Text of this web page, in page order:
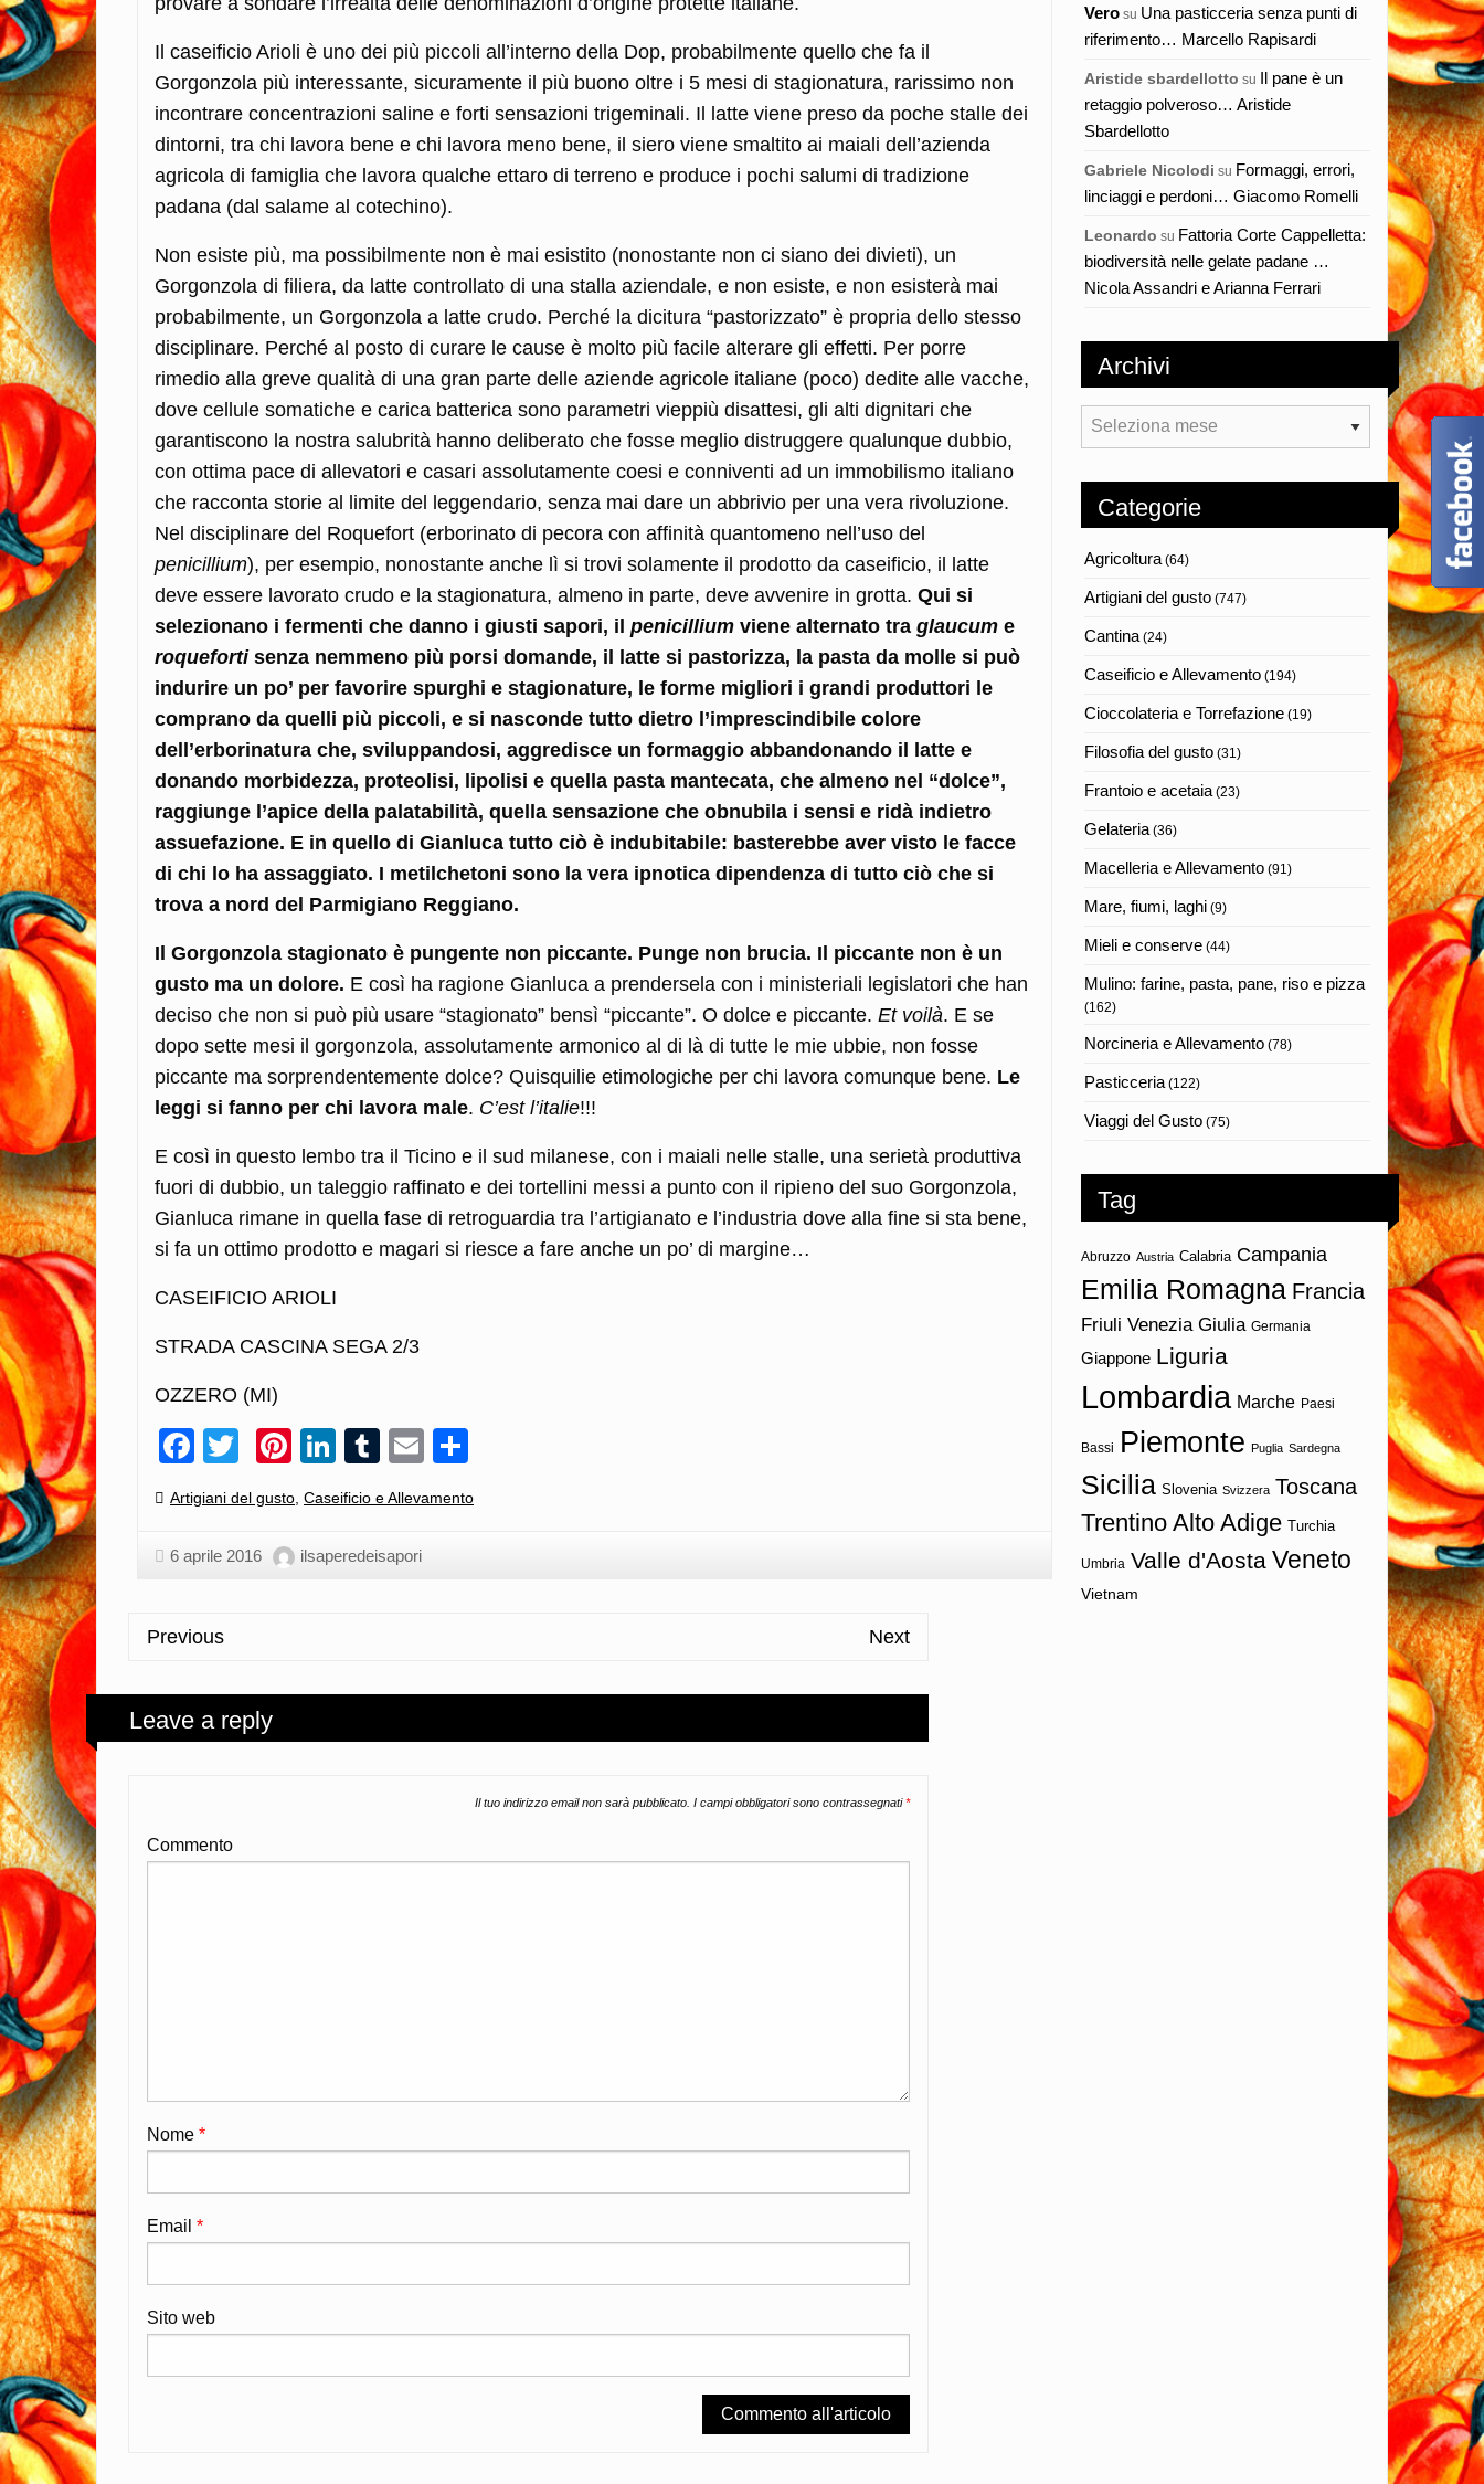
Il caseificio Arioli è uno dei più piccoli all’interno della Dop, probabilmente quello che fa il
Gorgonzola più interessante, sicuramente il più buono oltre i 5 mesi di stagionatura, rarissimo non
incontrare concentrazioni saline e forti sensazioni trigeminali. Il latte viene preso da poche stalle dei
dintorni, tra chi lavora bene e chi lavora meno bene, il siero viene smaltito ai maiali dell’azienda
agricola di famiglia che lavora qualche ettaro di terreno e produce i pochi salumi di tradizione
padana (dal salame al cotechino).
Non esiste più, ma possibilmente non è mai esistito (nonostante non ci siano dei divieti), un
Gorgonzola di filiera, da latte controllato di una stalla aziendale, e non esiste, e non esisterà mai
probabilmente, un Gorgonzola a latte crudo. Perché la dicitura “pastorizzato” è propria dello stesso
disciplinare. Perché al posto di curare le cause è molto più facile alterare gli effetti. Per porre
rimedio alla greve qualità di una gran parte delle aziende agricole italiane (poco) dedite alle vacche,
dove cellule somatiche e carica batterica sono parametri vieppiù disattesi, gli alti dignitari che
garantiscono la nostra salubrità hanno deliberato che fosse meglio distruggere qualunque dubbio,
con ottima pace di allevatori e casari assolutamente coesi e conniventi ad un immobilismo italiano
che racconta storie al limite del leggendario, senza mai dare un abbrivio per una vera rivoluzione.
Nel disciplinare del Roquefort (erborinato di pecora con affinità quantomeno nell’uso del
penicillium), per esempio, nonostante anche lì si trovi solamente il prodotto da caseificio, il latte
deve essere lavorato crudo e la stagionatura, almeno in parte, deve avvenire in grotta. Qui si
selezionano i fermenti che danno i giusti sapori, il penicillium viene alternato tra glaucum e
roquefortisenza nemmeno più porsi domande, il latte si pastorizza, la pasta da molle si può
indurire un po’ per favorire spurghi e stagionature, le forme migliori i grandi produttori le
comprano da quelli più piccoli, e si nasconde tutto dietro l’imprescindibile colore
dell’erborinatura che, sviluppandosi, aggredisce un formaggio abbandonando il latte e
donando morbidezza, proteolisi, lipolisi e quella pasta mantecata, che almeno nel “dolce”,
raggiunge l’apice della palatabilità, quella sensazione che obnubila i sensi e ridà indietro
assuefazione. E in quello di Gianluca tutto ciò è indubitabile: basterebbe aver visto le facce
di chi lo ha assaggiato. I metilchetoni sono la vera ipnotica dipendenza di tutto ciò che si
trova a nord del Parmigiano Reggiano.
Il Gorgonzola stagionato è pungente non piccante. Punge non brucia. Il piccante non è un
gusto ma un dolore. E così ha ragione Gianluca a prendersela con i ministeriali legislatori che han
deciso che non si può più usare “stagionato” bensì “piccante”. O dolce e piccante. Et voilà. E se
dopo sette mesi il gorgonzola, assolutamente armonico al di là di tutte le mie ubbie, non fosse
piccante ma sorprendentemente dolce? Quisquilie etimologiche per chi lavora comunque bene. Le
leggi si fanno per chi lavora male. C’est l’italie!!!
E così in questo lembo tra il Ticino e il sud milanese, con i maiali nelle stalle, una serietà produttiva
fuori di dubbio, un taleggio raffinato e dei tortellini messi a punto con il ripieno del suo Gorgonzola,
Gianluca rimane in quella fase di retroguardia tra l’artigianato e l’industria dove alla fine si sta bene,
si fa un ottimo prodotto e magari si riesce a fare anche un po’ di margine…
CASEIFICIO ARIOLI
STRADA CASCINA SEGA 2/3
OZZERO (MI)
Facebook
TwitterPinterest
LinkedIn
Tumblr
Email
Categories:
Artigiani del gusto Caseificio e Allevamento
6 aprile 2016 ilsaperedeisapori
Previous Next
Leave a reply
Il tuo indirizzo email non sarà pubblicato. I campi obbligatori sono contrassegnati*
Commento
Nome *
Email *
Sito web
Vero su Una pasticceria senza punti di
riferimento… Marcello Rapisardi
Aristide sbardellotto su Il pane è un
retaggio polveroso… Aristide
Sbardellotto
Gabriele Nicolodi su Formaggi, errori,
linciaggi e perdoni… Giacomo Romelli
Leonardo su Fattoria Corte Cappelletta:
biodiversità nelle gelate padane …
Nicola Assandri e Arianna Ferrari
Archivi
Archivi
Categorie
Agricoltura(64)
Artigiani del gusto (747)
Cantina(24)
Caseificio e Allevamento (194)
Cioccolateria e Torrefazione (19)
Filosofia del gusto (31)
Frantoio e acetaia(23)
Gelateria(36)
Macelleria e Allevamento (91)
Mare, fiumi, laghi (9)
Mieli e conserve (44)
Mulino: farine, pasta, pane, riso e pizza
(162)
Norcineria e Allevamento (78)
Pasticceria(122)
Viaggi del Gusto (75)
Tag
Abruzzo Austria Calabria Campania
Emilia Romagna Francia
Friuli Venezia Giulia Germania
Giappone Liguria
Lombardia Marche Paesi
Bassi Piemonte Puglia Sardegna
Sicilia Slovenia Svizzera Toscana
Trentino Alto Adige Turchia
Umbria Valle d'Aosta Veneto
Vietnam